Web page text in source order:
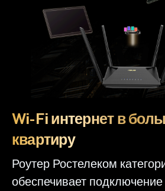
Wi-Fi интернет в
квартиру
Роутер Ростелеком
обеспечивает